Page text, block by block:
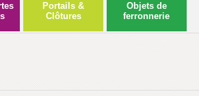
Portails &
Clôtures
Objets de
ferronnerie